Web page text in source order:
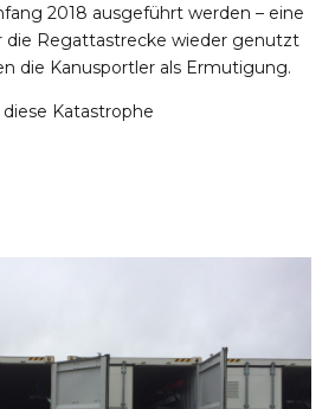
2018 ausgeführt werden – eine
die Regattastrecke wieder genutzt
die Kanusportler als Ermutigung.
Katastrophe